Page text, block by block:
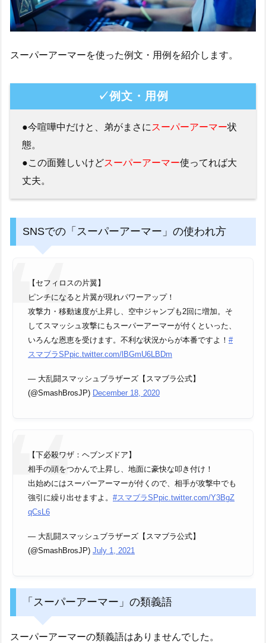
スーパーアーマーを使った例文・用例を紹介します。
✓例文・用例
●今喧嘩中だけと、弟がまさに スーパーアーマー状
態。
●この面難しいけどスーパーアーマー使ってれば大
丈夫。
SNSでの「スーパーアーマー」の使われ方
【セフィロスの片翼】
ピンチになると片翼が現れパワーアップ！
攻撃力・移動速度が上昇し、空中ジャンプも2回に増加。そ
してスマッシュ攻撃にもスーパーアーマーが付くといった、
いろんな恩恵を受けます。不利な状況からが本番ですよ！ #
スマブラSPpic.twitter.com/lBGmU6LBDm
— 大乱闘スマッシュブラザーズ【スマブラ公式】
(@SmashBrosJP) December 18, 2020
【下必殺ワザ：ヘブンズドア】
相手の頭をつかんで上昇し、地面に豪快な叩き付け！
出始めにはスーパーアーマーが付くので、相手が攻撃中でも
強引に繰り出せますよ。 #スマブラSPpic.twitter.com/Y3BgZ
qCsL6
— 大乱闘スマッシュブラザーズ【スマブラ公式】
(@SmashBrosJP) July 1, 2021
「スーパーアーマー」の類義語
スーパーアーマーの類義語はありませんでした。